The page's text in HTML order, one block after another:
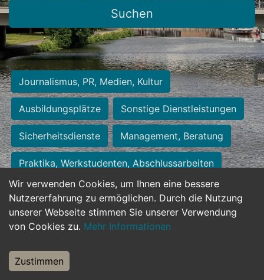
Wir verwenden Cookies, um Ihnen eine bessere
Nutzererfahrung zu ermöglichen. Durch die Nutzung
unserer Webseite stimmen Sie unserer Verwendung
von Cookies zu. Mehr Informationen
Zustimmen
Suchen
Journalismus, PR, Medien, Kultur
Ausbildungsplätze Sonstige Dienstleistungen
Sicherheitsdienste Management, Beratung
Praktika, Werkstudenten, Abschlussarbeiten
Personalwesen Assistenz, Sekretariat
Hilfskräfte, Aushilfs- und Nebenjobs
Weiterbildung, Studium, duale Ausbildung